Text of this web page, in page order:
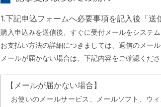
1.下記申込フォームへ必要事項を記入後「送
購入申込みを送信後、すぐに受付メールをシステム
お支払い方法の詳細につきましては、返信のメール
メールが届かない場合は、下記内容をご確認くださ
【メールが届かない場合】
お使いのメールサービス、メールソフト、ウ